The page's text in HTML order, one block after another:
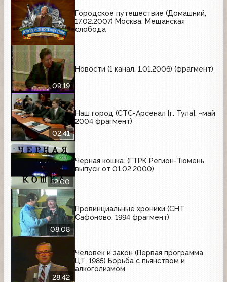
Городское путешествие (Домашний,
17.02.2007) Москва. Мещанская
слобода
09:19
Новости (1 канал, 1.01.2006) (фрагмент)
02:41
Наш город (СТС-Арсенал [г. Тула], ~май
2004 фрагмент)
12:00
Черная кошка. (ГТРК Регион-Тюмень,
выпуск от 01.02.2000)
08:08
Провинциальные хроники (СНТ
Сафоново, 1994 фрагмент)
28:42
Человек и закон (Первая программа
ЦТ, 1985) Борьба с пьянством и
алкоголизмом